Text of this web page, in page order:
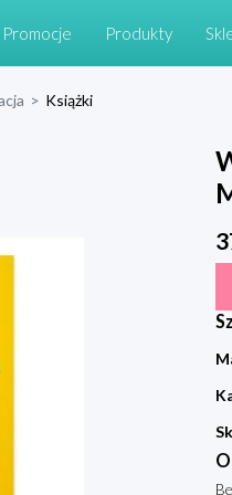
Promocje Produkty
> Książki